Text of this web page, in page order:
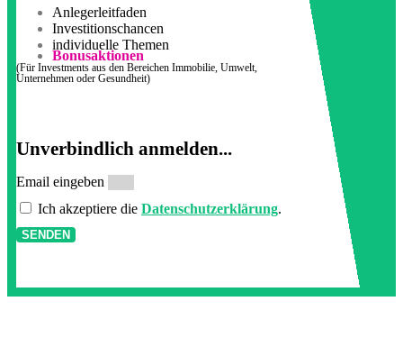
Anlegerleitfaden
Investitionschancen
individuelle Themen
Bonusaktionen
(Für Investments aus den Bereichen Immobilie, Umwelt,
Unternehmen oder Gesundheit)
Unverbindlich anmelden...
Email eingeben
Ich akzeptiere die Datenschutzerklärung.
SENDEN